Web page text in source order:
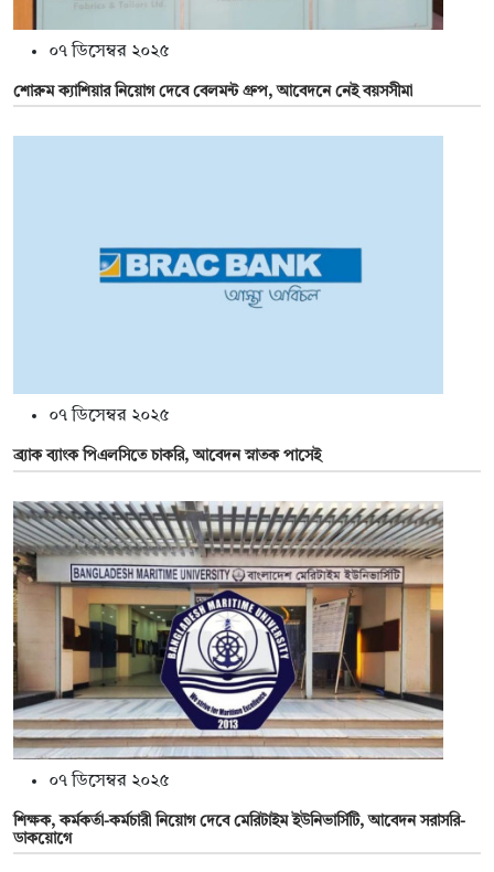
০৭ ডিসেম্বর ২০২৫
শোরুম ক্যাশিয়ার নিয়োগ দেবে বেলমন্ট গ্রুপ, আবেদনে নেই বয়সসীমা
০৭ ডিসেম্বর ২০২৫
ব্র্যাক ব্যাংক পিএলসিতে চাকরি, আবেদন স্নাতক পাসেই
০৭ ডিসেম্বর ২০২৫
শিক্ষক, কর্মকর্তা-কর্মচারী নিয়োগ দেবে মেরিটাইম ইউনিভার্সিটি, আবেদন সরাসরি-
ডাকয়োগে